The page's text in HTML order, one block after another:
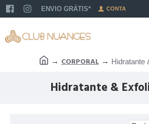
ENVIO GRÁTIS* CONTA
CORPORAL Hidratante
Hidratante &